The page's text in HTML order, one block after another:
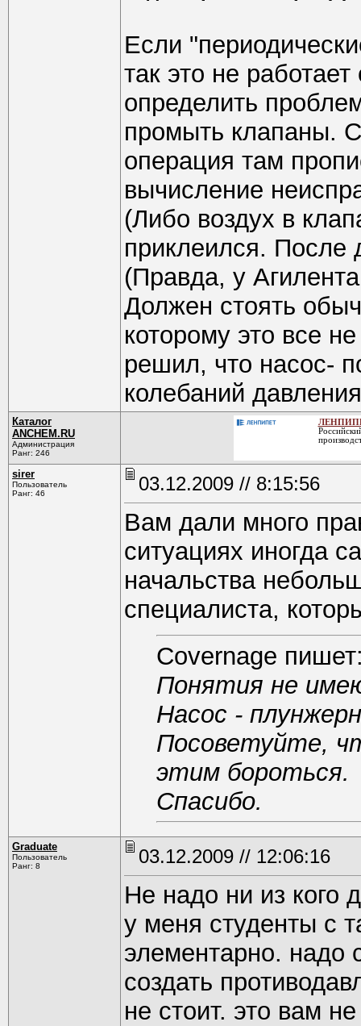
Если
так это не
определить
промыть клапаны.
операция там
вычисление
(Либо воздух в
приклеился. После
(Правда, у
Должен стоять
которому это все
решил, что насос-
колебаний
Каталог
ANCHEM.RU
Администрация
Ранг: 246
sirer
Пользователь
Ранг: 46
03.12.2009 // 8:15:56
Вам дали много
ситуациях иногда
начальства
специалиста,
Covernage
Понятия не
Насос -
Посоветуйте,
этим бороться.
Спасибо.
Graduate
Пользователь
Ранг: 8
03.12.2009 // 12:06:16
Не надо ни из кого
у меня студенты с
элементарно. надо
создать
не стоит. это вам